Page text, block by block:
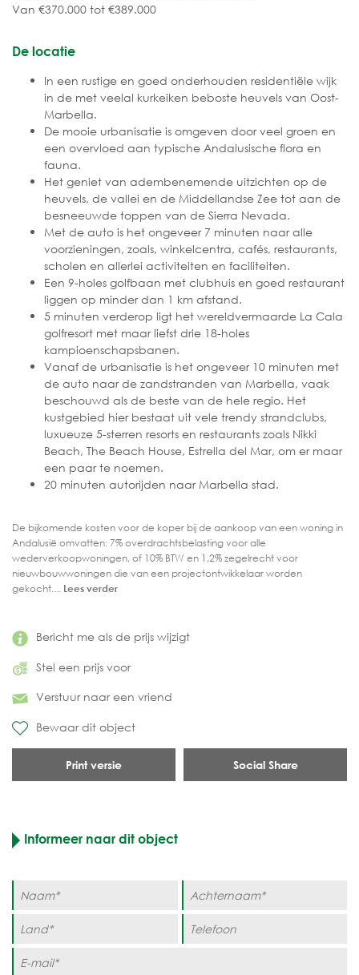
Bericht me als de prijs wijzigt
Stel een prijs voor
Verstuur naar een vriend
Bewaar dit object
Print versie Social Share
Van €370.000 tot €389.000
De locatie
In een rustige en goed onderhouden residentiële wijk
in de met veelal kurkeiken beboste heuvels van Oost-
Marbella.
De mooie urbanisatie is omgeven door veel groen en
een overvloed aan typische Andalusische flora en
fauna.
Het geniet van adembenemende uitzichten op de
heuvels, de vallei en de Middellandse Zee tot aan de
besneeuwde toppen van de Sierra Nevada.
Met de auto is het ongeveer 7 minuten naar alle
voorzieningen, zoals, winkelcentra, cafés, restaurants,
scholen en allerlei activiteiten en faciliteiten.
Een 9-holes golfbaan met clubhuis en goed restaurant
liggen op minder dan 1 km afstand.
5 minuten verderop ligt het wereldvermaarde La Cala
golfresort met maar liefst drie 18-holes
kampioenschapsbanen.
Vanaf de urbanisatie is het ongeveer 10 minuten met
de auto naar de zandstranden van Marbella, vaak
beschouwd als de beste van de hele regio. Het
kustgebied hier bestaat uit vele trendy strandclubs,
luxueuze 5-sterren resorts en restaurants zoals Nikki
Beach, The Beach House, Estrella del Mar, om er maar
een paar te noemen.
20 minuten autorijden naar Marbella stad.
De bijkomende kosten voor de koper bij de aankoop van een woning in
Andalusië omvatten: 7% overdrachtsbelasting voor alle
wederverkoopwoningen, of 10% BTW en 1,2% zegelrecht voor
nieuwbouwwoningen die van een projectontwikkelaar worden
gekocht.... Lees verder
Informeer naar dit object